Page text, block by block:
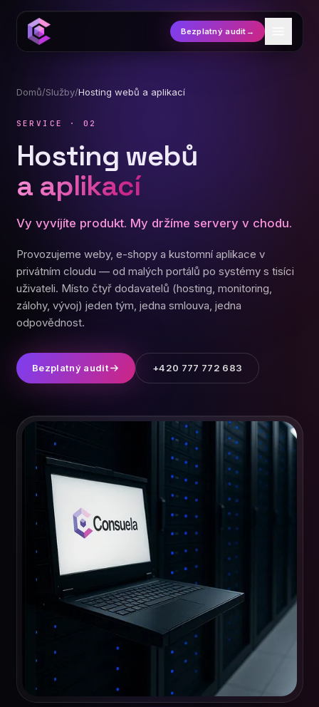
Bezplatný audit →
Domů/Služby/Hosting webů a aplikací
SERVICE · 02
Hosting webů
a aplikací
Vy vyvíjíte produkt. My držíme servery v chodu.
Provozujeme weby, e-shopy a kustomní aplikace v
privátním cloudu — od malých portálů po systémy s tisíci
uživateli. Místo čtyř dodavatelů (hosting, monitoring,
zálohy, vývoj) jeden tým, jedna smlouva, jedna
odpovědnost.
Bezplatný audit +420 777 772 683